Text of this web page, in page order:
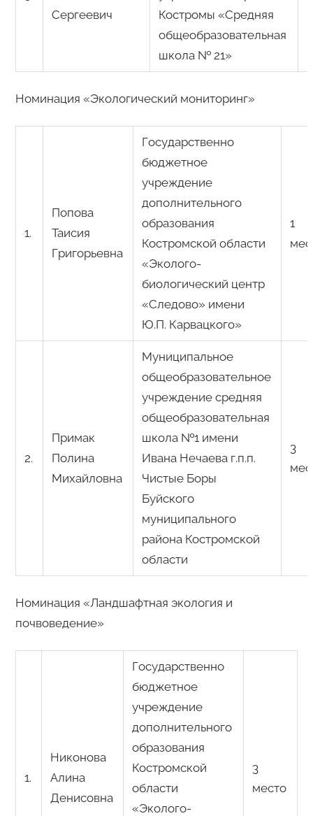
Сергеевич
Костромы «Средняя
общеобразовательная
школа № 21»
Номинация «Экологический мониторинг»
1.
Попова
Таисия
Григорьевна
Государственно
бюджетное
учреждение
дополнительного
образования
Костромской области
«Эколого-
биологический центр
«Следово» имени
Ю.П. Карвацкого»
1
2.
Примак
Полина
Михайловна
Муниципальное
общеобразовательное
учреждение средняя
общеобразовательная
школа №1 имени
Ивана Нечаева г.п.п.
Чистые Боры
Буйского
муниципального
района Костромской
области
3
Номинация «Ландшафтная экология и
почвоведение»
1.
Никонова
Алина
Денисовна
Государственно
бюджетное
учреждение
дополнительного
образования
Костромской
области
«Эколого-
3
место